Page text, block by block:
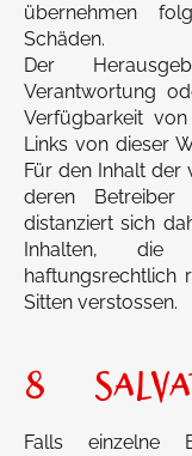
übernehmen
Schäden.
Der
Verantwortung
Verfügbarkeit
Links von dieser
Für den Inhalt der
deren Betreiber
distanziert sich
Inhalten, die
haftungsrechtlich
Sitten verstossen.
8
Falls einzelne